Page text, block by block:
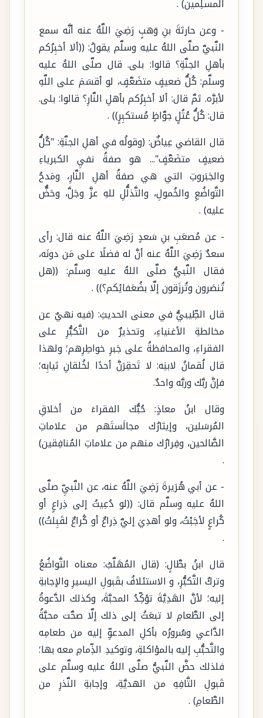
المسلِمين) .
- وعن حارثةَ بنِ وَهبٍ رَضِيَ اللَّهُ عنه أنَّه سمع
النَّبيَّ صلَّى اللهُ عليه وسلَّم يقولُ: ((ألا أخبِرُكم
بأهلِ الجنَّةِ؟ قالوا: بلى. قال صلَّى اللهُ عليه
وسلَّم: كُلُّ ضعيفٍ متضَعَّفٍ، لو أقسَمَ على اللَّهِ
لأبرَّه. ثمَّ قال: ألا أخبِرُكم بأهلِ النَّارِ؟ قالوا: بلى.
قال: كُلُّ عُتُلٍ جوَّاظٍ مُستكبِرٍ)) .
قال القاضي عِياضٌ: (وقولُه في أهلِ الجنَّةِ: "كُلُّ
ضعيفٍ متضَعَّفٍ"... هو صفةُ نفيِ الكبرياءِ
والجَبَروتِ التي هي صفةُ أهلِ النَّارِ، ومَدحُ
التَّواضُعِ والخُمولِ، والتَّذلُّلِ للهِ عزَّ وجَلَّ، وحَضٌّ
عليه) .
- عن مُصعَبِ بنِ سَعدٍ رَضِيَ اللَّهُ عنه قال: رأى
سعدٌ رَضِيَ اللَّهُ عنه أنَّ له فضلًا على مَن دونَه،
فقال النَّبيُّ صلَّى اللهُ عليه وسلَّم: ((هل
تُنصَرون وتُرزَقون إلَّا بضُعَفائِكم؟)) .
قال الطِّيبيُّ في معنى الحديثِ: (فيه نهيٌ عن
مخالطةِ الأغنياءِ، وتحذيرٌ من التَّكبُّرِ على
الفقراءِ، والمحافظةُ على جَبرِ خواطِرِهم؛ ولهذا
قال لُقمانُ لابنِه: لا تَحقِرَنَّ أحدًا لخُلقانِ ثيابِه؛
فإنَّ ربَّك وربَّه واحدٌ.
وقال ابنُ معاذٍ: حُبُّك الفقراءَ من أخلاقِ
المُرسَلين، وإيثارُك مجالَستَهم من علاماتِ
الصَّالحين، وفِرارُك منهم من علاماتِ المُنافِقين)
.
- عن أبي هُرَيرةَ رَضِيَ اللَّهُ عنه، عن النَّبيِّ صلَّى
اللهُ عليه وسلَّم قال: ((لو دُعِيتُ إلى ذِراعٍ أو
كُراعٍ لأجَبْتُ، ولو أهدِيَ إليَّ ذِراعٌ أو كُراعٌ لقَبِلتُ))
.
قال ابنُ بطَّالٍ: (قال المُهَلَّبُ: معناه التَّواضُعُ
وتركُ التَّكبُّرِ، و الاستئلافُ بقَبولِ اليسيرِ والإجابةِ
إليه؛ لأنَّ الهَدِيَّةَ تؤكِّدُ المحبَّةَ، وكذلك الدَّعوةُ
إلى الطَّعامِ لا تبعَثُ إلى ذلك إلَّا صحَّت محبَّةُ
الدَّاعي وسُرورُه بأكلِ المدعوِّ إليه من طعامِه
والتَّحبُّبِ إليه بالمؤاكلةِ، وتوكيدِ الذِّمامِ معه بها؛
فلذلك حضَّ النَّبيُّ صلَّى اللهُ عليه وسلَّم على
قَبولِ التَّافِهِ من الهديَّةِ، وإجابةِ النَّذرِ من
الطَّعامِ) .